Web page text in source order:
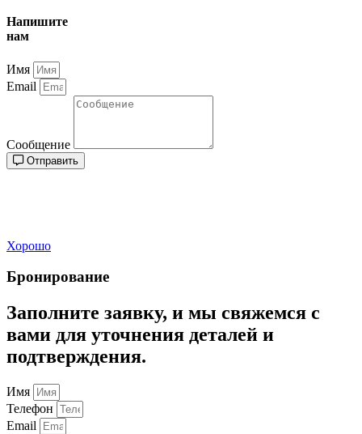
Напишите
нам
Имя
Email
Сообщение
Отправить
Хорошо
Бронирование
Заполните заявку, и мы свяжемся с
вами для уточнения деталей и
подтверждения.
Имя
Телефон
Email